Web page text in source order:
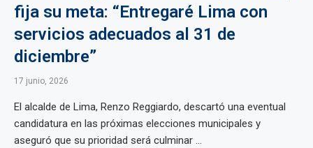
fija su meta: “Entregaré Lima con
servicios adecuados al 31 de
diciembre”
17 junio, 2026
El alcalde de Lima, Renzo Reggiardo, descartó una eventual
candidatura en las próximas elecciones municipales y
aseguró que su prioridad será culminar ...